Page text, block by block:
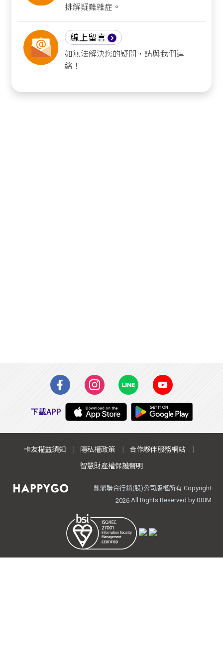
排解疑難雜症。
線上留言
如無法解決您的疑問，請與我們連
絡！
下載APP
卡友權益須知 隱私權政策
合作夥伴服務網站
智慧財產權保護聲明
鼎鼎聯合行銷(股)公司版權所有 Copyright
2026All Rights Reserved by DDIM